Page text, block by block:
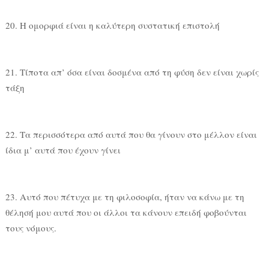
20. Η ομορφιά είναι η καλύτερη συστατική επιστολή
21. Tίποτα απ’ όσα είναι δοσμένα από τη φύση δεν είναι χωρίς
τάξη
22. Τα περισσότερα από αυτά που θα γίνουν στο μέλλον είναι
ίδια μ’ αυτά που έχουν γίνει
23. Αυτό που πέτυχα με τη φιλοσοφία, ήταν να κάνω με τη
θέλησή μου αυτά που οι άλλοι τα κάνουν επειδή φοβούνται
τους νόμους.